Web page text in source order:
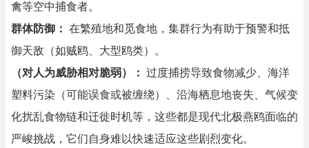
禽等空中捕食者。
群体防御： 在繁殖地和觅食地，集群行为有助于预警和抵
御天敌（如贼鸥、大型鸥类）。
（对人为威胁相对脆弱）： 过度捕捞导致食物减少、海洋
塑料污染（可能误食或被缠绕）、沿海栖息地丧失、气候变
化扰乱食物链和迁徙时机等，这些都是现代北极燕鸥面临的
严峻挑战，它们自身难以快速适应这些剧烈变化。